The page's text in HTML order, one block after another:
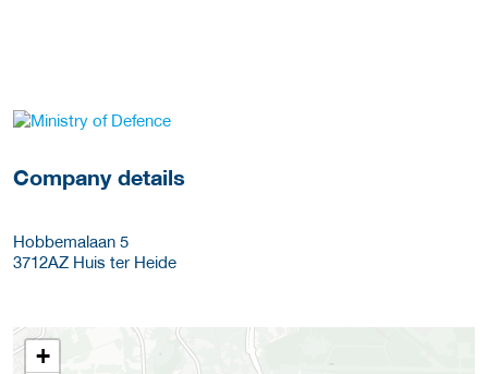
More Employer Details
Company details
Hobbemalaan 5
3712AZ Huis ter Heide
+